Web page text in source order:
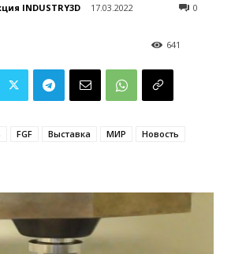
INDUSTRY3D 17.03.2022 0
641
FGF Выставка МИР
Новость